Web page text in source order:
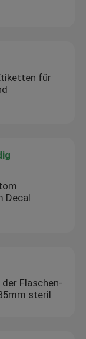
für
Decal
Flaschen-
steril